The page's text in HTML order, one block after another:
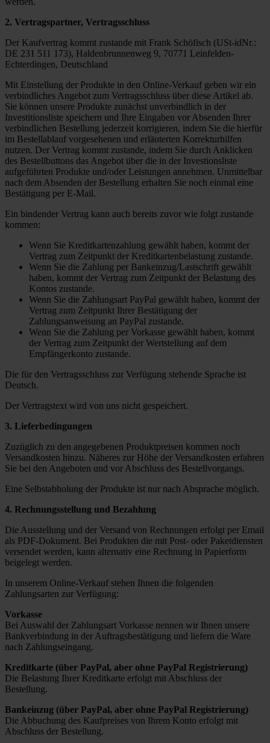
2. Vertragspartner, Vertragsschluss
Der Kaufvertrag kommt zustande mit Frank Schöfisch (USt-idNr.:
DE 231 511 173), Haldenbrunnenweg 9, 70771 Leinfelden-
Echterdingen, Deutschland
Mit Einstellung der Produkte in den Online-Verkauf geben wir ein
verbindliches Angebot zum Vertragsschluss über diese Artikel ab.
Sie können unsere Produkte zunächst unverbindlich in der
Investitionsliste speichern und Ihre Eingaben vor Absenden Ihrer
verbindlichen Bestellung jederzeit korrigieren, indem Sie die hierfür
im Bestellablauf vorgesehenen und erläuterten Korrekturhilfen
nutzen. Der Vertrag kommt zustande, indem Sie durch Anklicken
des Bestellbuttons das Angebot über die in der Investionsliste
aufgeführten Produkte und/oder Leistungen annehmen. Unmittelbar
nach dem Absenden der Bestellung erhalten Sie noch einmal eine
Bestätigung per E-Mail.
Ein bindender Vertrag kann auch bereits zuvor wie folgt zustande
kommen:
Wenn Sie Kreditkartenzahlung gewählt haben, kommt der
Vertrag zum Zeitpunkt der Kreditkartenbelastung zustande.
Wenn Sie die Zahlung per Bankeinzug/Lastschrift gewählt
haben, kommt der Vertrag zum Zeitpunkt der Belastung des
Kontos zustande.
Wenn Sie die Zahlungsart PayPal gewählt haben, kommt der
Vertrag zum Zeitpunkt Ihrer Bestätigung der
Zahlungsanweisung an PayPal zustande.
Wenn Sie die Zahlung per Vorkasse gewählt haben, kommt
der Vertrag zum Zeitpunkt der Wertstellung auf dem
Empfängerkonto zustande.
Die für den Vertragsschluss zur Verfügung stehende Sprache ist
Deutsch.
Der Vertragstext wird von uns nicht gespeichert.
3. Lieferbedingungen
Zuzüglich zu den angegebenen Produktpreisen kommen noch
Versandkosten hinzu. Näheres zur Höhe der Versandkosten erfahren
Sie bei den Angeboten und vor Abschluss des Bestellvorgangs.
Eine Selbstabholung der Produkte ist nur nach Absprache möglich.
4. Rechnungsstellung und Bezahlung
Die Ausstellung und der Versand von Rechnungen erfolgt per Email
als PDF-Dokument. Bei Produkten die mit Post- oder Paketdiensten
versendet werden, kann alternativ eine Rechnung in Papierform
beigelegt werden.
In unserem Online-Verkauf stehen Ihnen die folgenden
Zahlungsarten zur Verfügung:
Vorkasse
Bei Auswahl der Zahlungsart Vorkasse nennen wir Ihnen unsere
Bankverbindung in der Auftragsbestätigung und liefern die Ware
nach Zahlungseingang.
Kreditkarte (über PayPal, aber ohne PayPal Registrierung)
Die Belastung Ihrer Kreditkarte erfolgt mit Abschluss der
Bestellung.
Bankeinzug (über PayPal, aber ohne PayPal Registrierung)
Die Abbuchung des Kaufpreises von Ihrem Konto erfolgt mit
Abschluss der Bestellung.